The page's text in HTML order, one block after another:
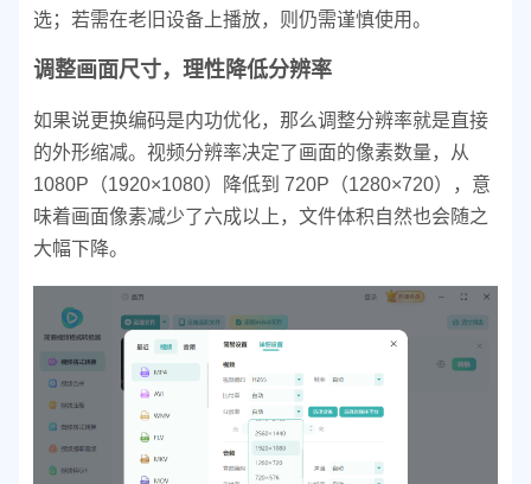
选；若需在老旧设备上播放，则仍需谨慎使用。
调整画面尺寸，理性降低分辨率
如果说更换编码是内功优化，那么调整分辨率就是直接
的外形缩减。视频分辨率决定了画面的像素数量，从
1080P（1920×1080）降低到 720P（1280×720），意
味着画面像素减少了六成以上，文件体积自然也会随之
大幅下降。